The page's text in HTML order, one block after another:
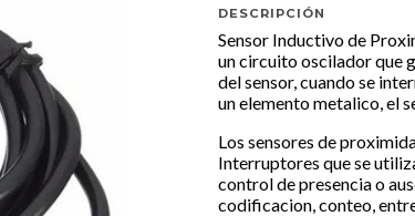
DESCRIPCIÓN
Sensor Inductivo de
un circuito oscilador que
del sensor, cuando se
un elemento metalico, el
Los sensores de
Interruptores que se
control de presencia o
codificacion, conteo,